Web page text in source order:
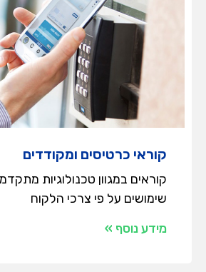
קוראי כרטיסים ומקודדים
קוראים במגוון טכנולוגיות
שימושים על פי צרכי הלקוח
מידע נוסף »